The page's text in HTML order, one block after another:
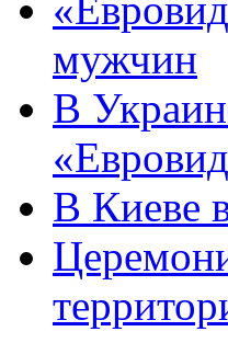
мужчин
В
В Киеве